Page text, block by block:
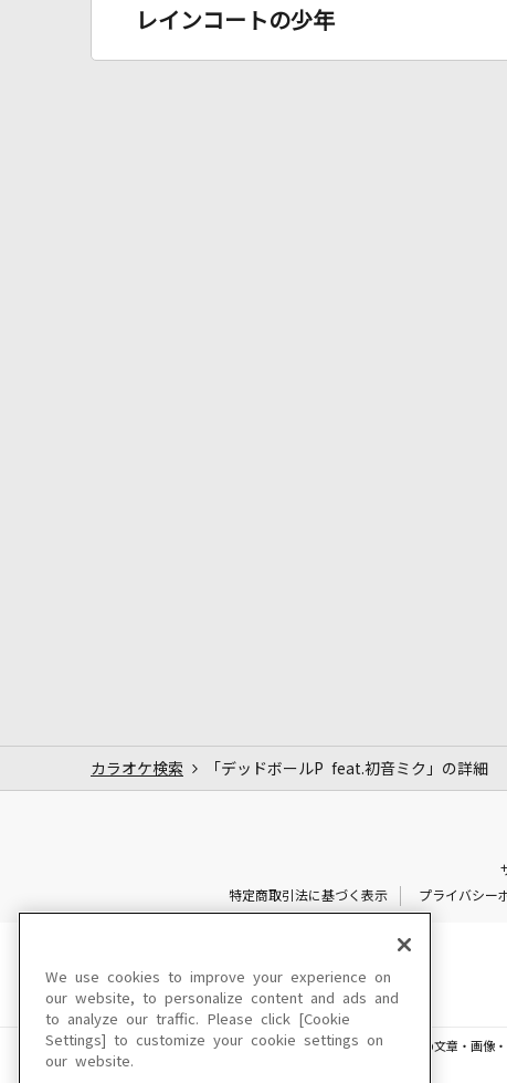
レインコートの少年
カラオケ検索 「デッドボールP feat.初音ミク」の詳細
特定商取引法に基づく表示
プライバシー
このサイトに掲載されている一切の文章・画像
We use cookies to improve your experience on
our website, to personalize content and ads and
to analyze our traffic. Please click [Cookie
Settings] to customize your cookie settings on
our website.